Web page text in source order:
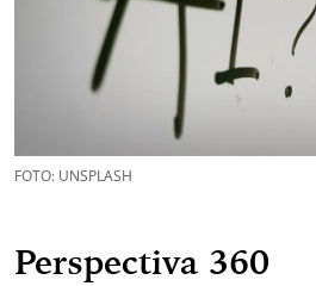
FOTO: UNSPLASH
Perspectiva 360